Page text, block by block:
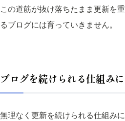
この道筋が抜け落ちたまま更新を
るブログには育っていきません。
ブログを続けられる仕組み
無理なく更新を続けられる仕組み